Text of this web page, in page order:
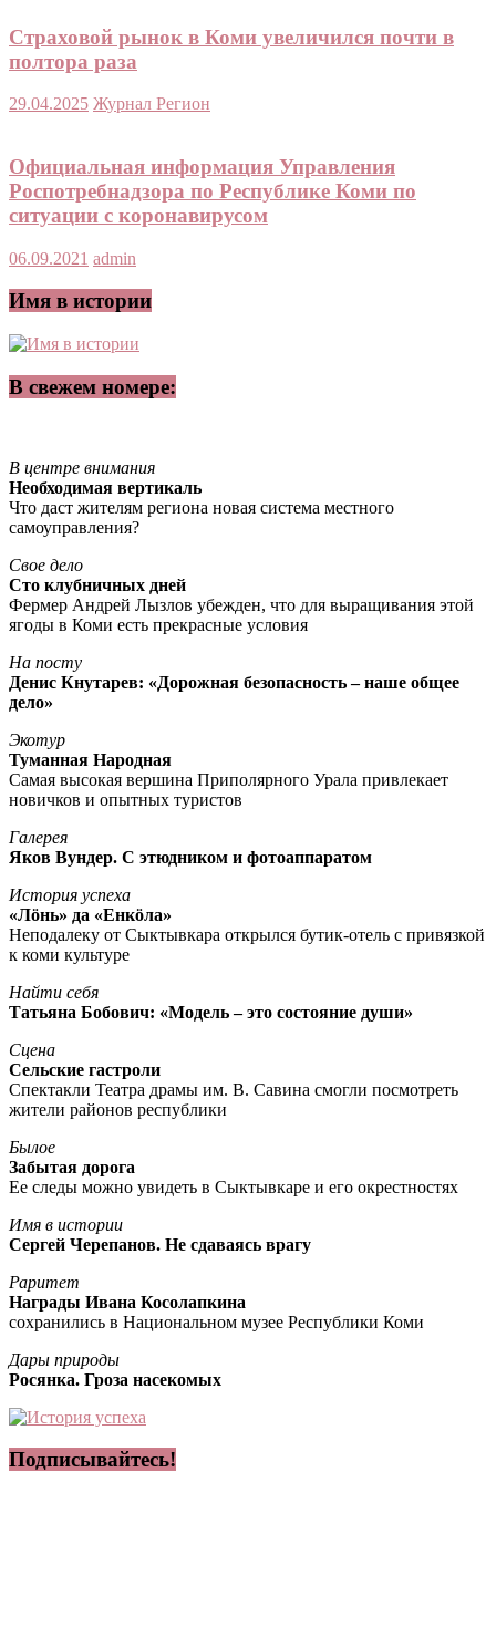
Страховой рынок в Коми увеличился почти в
полтора раза
29.04.2025 Журнал Регион
Официальная информация Управления
Роспотребнадзора по Республике Коми по
ситуации с коронавирусом
06.09.2021 admin
Имя в истории
В свежем номере:
В центре внимания
Необходимая вертикаль
Что даст жителям региона новая система местного
самоуправления?
Свое дело
Сто клубничных дней
Фермер Андрей Лызлов убежден, что для выращивания этой
ягоды в Коми есть прекрасные условия
На посту
Денис Кнутарев: «Дорожная безопасность – наше общее
дело»
Экотур
Туманная Народная
Самая высокая вершина Приполярного Урала привлекает
новичков и опытных туристов
Галерея
Яков Вундер. С этюдником и фотоаппаратом
История успеха
«Лöнь» да «Енкöла»
Неподалеку от Сыктывкара открылся бутик-отель с привязкой
к коми культуре
Найти себя
Татьяна Бобович: «Модель – это состояние души»
Сцена
Сельские гастроли
Спектакли Театра драмы им. В. Савина смогли посмотреть
жители районов республики
Былое
Забытая дорога
Ее следы можно увидеть в Сыктывкаре и его окрестностях
Имя в истории
Сергей Черепанов. Не сдаваясь врагу
Раритет
Награды Ивана Косолапкина
сохранились в Национальном музее Республики Коми
Дары природы
Росянка. Гроза насекомых
Подписывайтесь!